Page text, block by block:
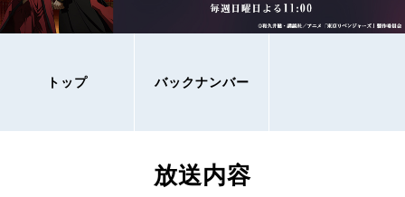
トップ バックナンバー
放送内容